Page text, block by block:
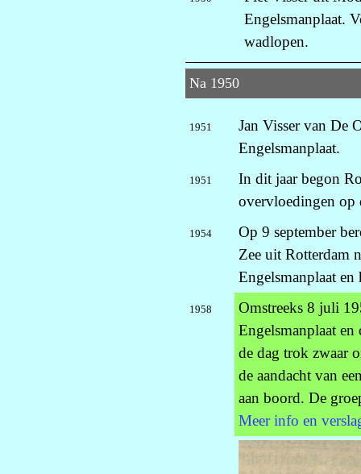
Engelsmanplaat.
wadlopen.
Na 1950
1951
Jan Visser van De
Engelsmanplaat.
1951
In dit jaar begon
overvloedingen op
1954
Op 9 september
Zee uit Rotterdam
Engelsmanplaat
1958
Omstreeks 8 juli
Engelsmanplaat
de dag trok zwaar
de aandacht van
aan boord. De
Meer info en